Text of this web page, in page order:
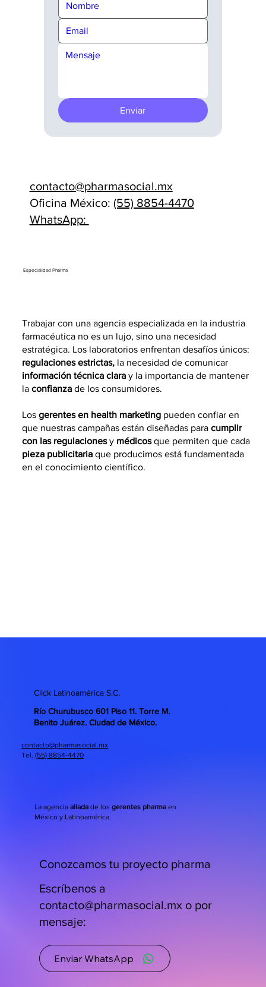
Enviar
contacto@pharmasocial.mx
Oficina México: (55) 8854-4470
WhatsApp:
Trabajar con una agencia especializada en la industria
farmacéutica no es un lujo, sino una necesidad
estratégica. Los laboratorios enfrentan desafíos únicos:
regulaciones estrictas, la necesidad de comunicar
información técnica clara y la importancia de mantener
laconfianza de los consumidores.
Losgerentes en health marketing pueden confiar en
que nuestras campañas están diseñadas paracumplir
con las regulacionesy médicosque permiten que cada
pieza publicitaria que producimos está fundamentada
en el conocimiento científico.
Especialidad Pharma
Click Latinoamérica S.C.
Río Churubusco 601 Piso 11. Torre M.
Benito Juárez. Ciudad de México.
contacto@pharmasocial.mx
Tel. (55) 8854-4470
La agencia aliadade los gerentes pharmaen
México y Latinoamérica.
Conozcamos tu proyecto pharma
Escríbenos a
contacto@pharmasocial.mx o por
mensaje:
Enviar WhatsApp